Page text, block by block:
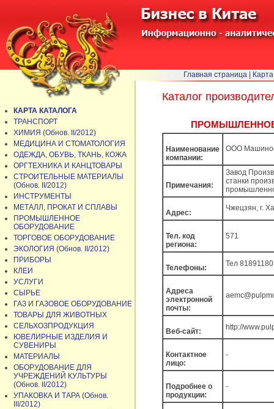
Каталог
ПРОМЫШЛЕННОЕ
Наименование
компании:
ООО
Примечания:
Завод
станки
Адрес:
Чжецзян, г.
Тел. код
региона:
571
Телефоны: Тел
Адреса
электронной
почты:
Веб-сайт: http://
Контактное
лицо:
-
Подробнее о
продукции:
-
Главная страница
КАРТА КАТАЛОГА
ТРАНСПОРТ
ХИМИЯ (Обнов. II/2012)
МЕДИЦИНА И СТОМАТОЛОГИЯ
ОДЕЖДА, ОБУВЬ, ТКАНЬ, КОЖА
ОРГТЕХНИКА И КАНЦТОВАРЫ
СТРОИТЕЛЬНЫЕ МАТЕРИАЛЫ
(Обнов. II/2012)
ИНСТРУМЕНТЫ
МЕТАЛЛ, ПРОКАТ И СПЛАВЫ
ПРОМЫШЛЕННОЕ
ОБОРУДОВАНИЕ
ТОРГОВОЕ ОБОРУДОВАНИЕ
ЭКОЛОГИЯ (Обнов. II/2012)
ПРИБОРЫ
КЛЕИ
УСЛУГИ
СЫРЬЕ
ГАЗ И ГАЗОВОЕ ОБОРУДОВАНИЕ
ТОВАРЫ ДЛЯ ЖИВОТНЫХ
СЕЛЬХОЗПРОДУКЦИЯ
ЮВЕЛИРНЫЕ ИЗДЕЛИЯ И
СУВЕНИРЫ
МАТЕРИАЛЫ
ОБОРУДОВАНИЕ ДЛЯ
УЧРЕЖДЕНИЙ КУЛЬТУРЫ
(Обнов. II/2012)
УПАКОВКА И ТАРА (Обнов.
III/2012)